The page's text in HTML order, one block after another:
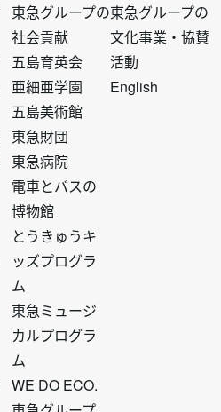
フ
ッ
タ
ー
ト
ッ
プ
3
東急グループの
社会貢献
五島育英会
亜細亜学園
五島美術館
東急財団
東急病院
電車とバスの
博物館
とうきゅうキ
ッズプログラ
ム
東急ミュージ
カルプログラ
ム
WE DO ECO.
フ
ッ
東急グループの
文化事業・協賛
活動
English